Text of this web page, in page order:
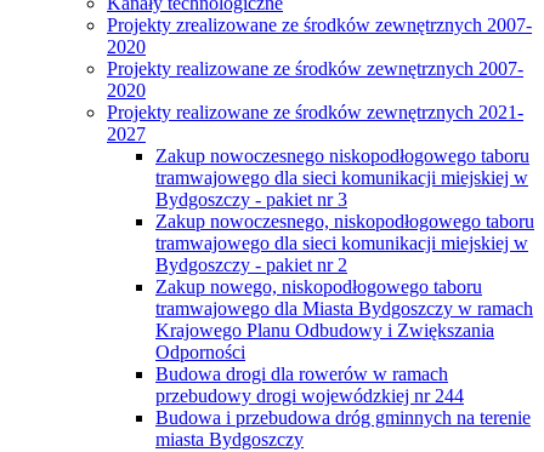
Projekty zrealizowane ze środków zewnętrznych 2007-
2020
Projekty realizowane ze środków zewnętrznych 2007-
2020
Projekty realizowane ze środków zewnętrznych 2021-
2027
Zakup nowoczesnego niskopodłogowego taboru
tramwajowego dla sieci komunikacji miejskiej w
Bydgoszczy - pakiet nr 3
Zakup nowoczesnego, niskopodłogowego taboru
tramwajowego dla sieci komunikacji miejskiej w
Bydgoszczy - pakiet nr 2
Zakup nowego, niskopodłogowego taboru
tramwajowego dla Miasta Bydgoszczy w ramach
Krajowego Planu Odbudowy i Zwiększania
Odporności
Budowa drogi dla rowerów w ramach
przebudowy drogi wojewódzkiej nr 244
Budowa i przebudowa dróg gminnych na terenie
miasta Bydgoszczy